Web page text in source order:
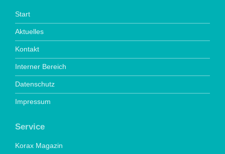
Start
Aktuelles
Kontakt
Interner Bereich
Datenschutz
Impressum
Service
Korax Magazin